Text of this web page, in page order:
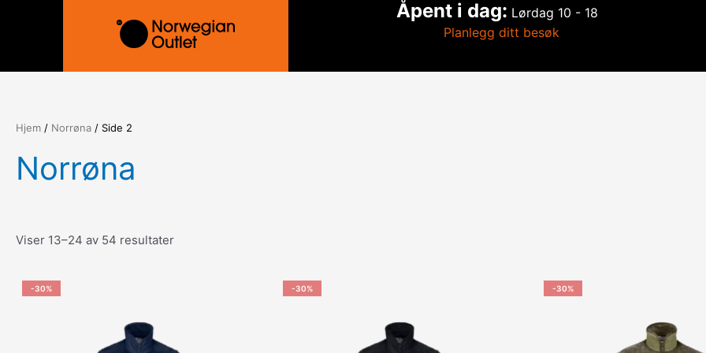
Åpent i dag: Lørdag 10 - 18
Planlegg ditt besøk
Hjem / Norrøna / Side 2
Norrøna
Viser 13–24 av 54 resultater
-30% -30% -30%